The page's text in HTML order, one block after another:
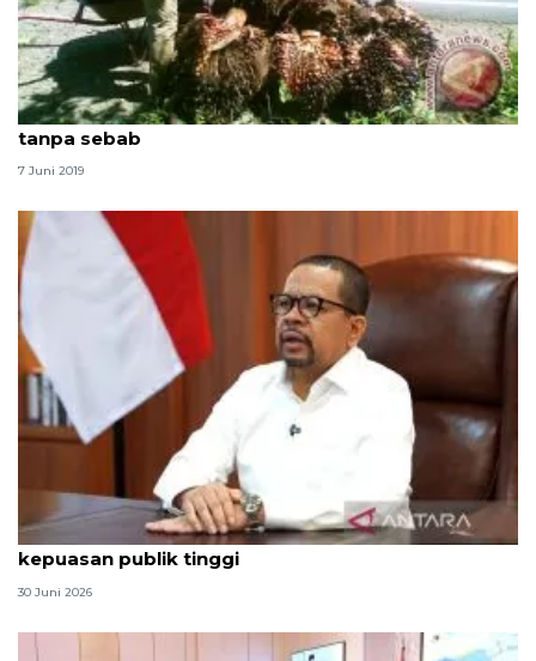
Selama Ramadhan harga tbs kelapa sawit turun
tanpa sebab
7 Juni 2019
Qodari: Pemerintah tak puas diri meski tingkat
kepuasan publik tinggi
30 Juni 2026